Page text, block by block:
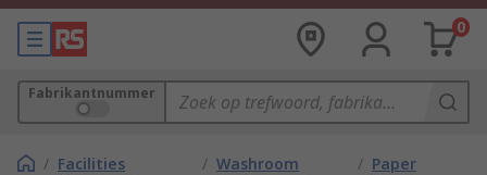
0
Fabrikantnummer
/ Facilities
/ Washroom
/ Paper